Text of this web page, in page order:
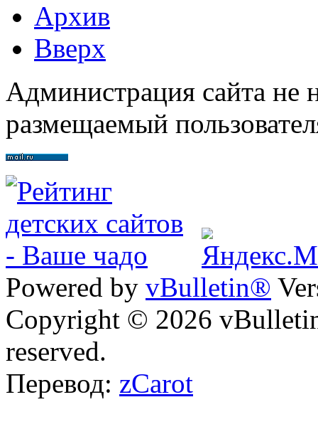
Архив
Вверх
Администрация сайта не
размещаемый
Powered by vBulletin®
Copyright © 2026
reserved.
Перевод: zCarot